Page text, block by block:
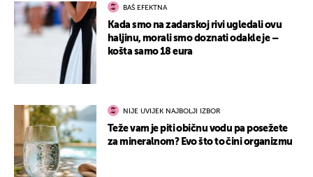
BAŠ EFEKTNA
Kada smo na zadarskoj rivi ugledali ovu
haljinu, morali smo doznati odakle je –
košta samo 18 eura
NIJE UVIJEK NAJBOLJI IZBOR
Teže vam je piti običnu vodu pa posežete
za mineralnom? Evo što to čini organizmu